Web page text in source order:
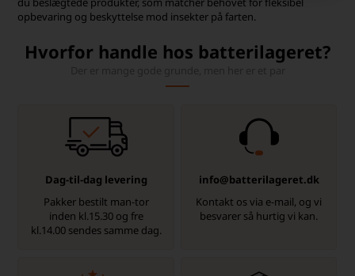
opbevaring og beskyttelse mod insekter på farten.
Hvorfor handle hos batterilageret?
Dag-til-dag levering
Pakker bestilt man-tor
inden kl.15.30 og fre
kl.14.00 sendes samme dag.
info@batterilageret.dk
Kontakt os via e-mail, og vi
besvarer så hurtig vi kan.